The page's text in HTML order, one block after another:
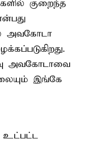
குறைந்த
அவகோடா
அவகோடாவை
இங்கே
உட்பட்ட